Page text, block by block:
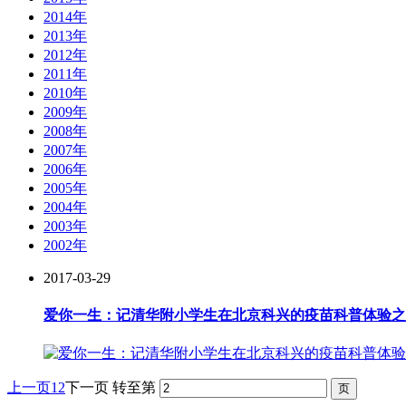
2014年
2013年
2012年
2011年
2010年
2009年
2008年
2007年
2006年
2005年
2004年
2003年
2002年
2017-03-29
爱你一生：记清华附小学生在北京科兴的疫苗科普体验
上一页1 2下一页 转至第